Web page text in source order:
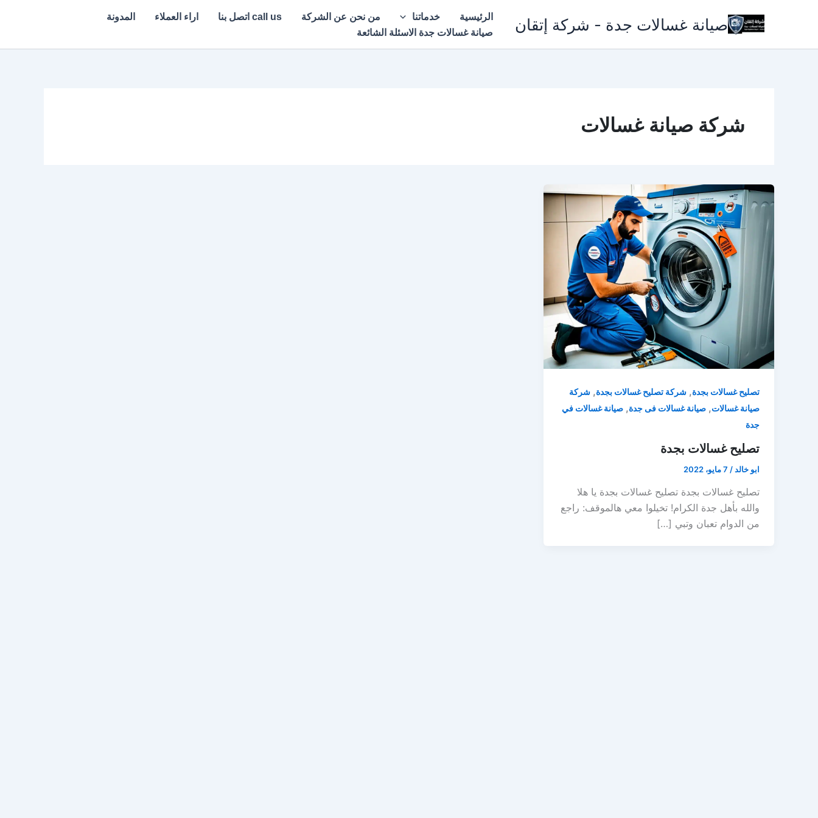
صيانة غسالات جدة - شركة إتقان الرئيسية خدماتنا من نحن عن الشركة call us اتصل بنا اراء العملاء
المدونة
صيانة غسالات جدة الاسئلة الشائعة
شركة صيانة غسالات
تصليح غسالات بجدة, شركة تصليح غسالات بجدة, شركة
صيانة غسالات, صيانة غسالات فى جدة, صيانة غسالات في
جدة
تصليح غسالات بجدة
ابو خالد/ 7 مايو، 2022
تصليح غسالات بجدة تصليح غسالات بجدة يا هلا
والله بأهل جدة الكرام! تخيلوا معي هالموقف: راجع
من الدوام تعبان وتبي […]